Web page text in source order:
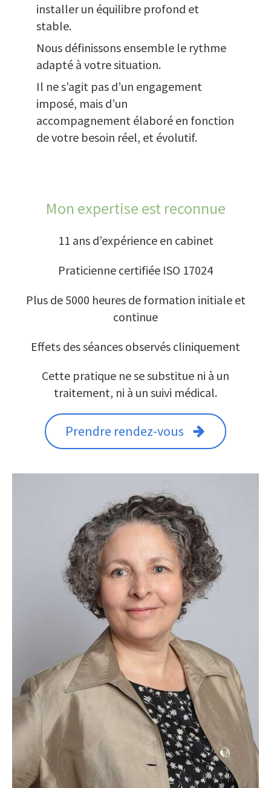
installer un équilibre profond et
stable.
Nous définissons ensemble le rythme
adapté à votre situation.
Il ne s’agit pas d’un engagement
imposé, mais d’un
accompagnement élaboré en fonction
de votre besoin réel, et évolutif.
Mon expertise est reconnue
11 ans d’expérience en cabinet
Praticienne certifiée ISO 17024
Plus de 5000 heures de formation initiale et
continue
Effets des séances observés cliniquement
Cette pratique ne se substitue ni à un
traitement, ni à un suivi médical.
Prendre rendez-vous